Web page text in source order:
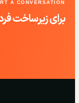
A CONVERSATION
برای زیرساخت